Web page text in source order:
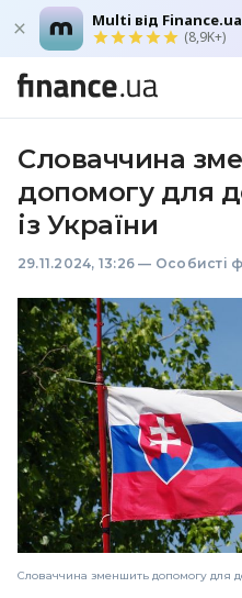
Multi від Finance.ua
(8,9K+)
Словаччина
допомогу для
із України
29.11.2024, 13:26 — Особисті
Словаччина зменшить допомогу для